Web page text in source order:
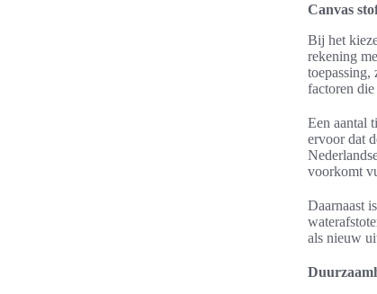
Canvas
Bij het
rekening
toepassing,
factoren
Een aantal
ervoor dat
voorkomt
Daarnaast
als nieuw